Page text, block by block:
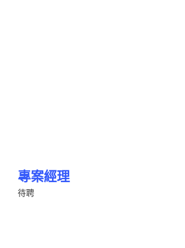
專案經理
待聘